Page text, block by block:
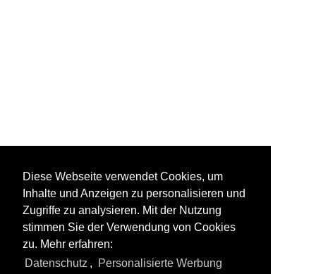
Diese Webseite verwendet Cookies, um
Inhalte und Anzeigen zu personalisieren und
Zugriffe zu analysieren. Mit der Nutzung
stimmen Sie der Verwendung von Cookies
zu. Mehr erfahren:
Datenschutz , Personalisierte Werbung